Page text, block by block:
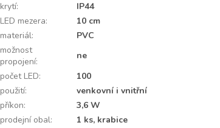
krytí:
IP44
LED mezera:
10 cm
materiál:
PVC
možnost
propojení:
ne
počet LED:
100
použití:
venkovní i vnitřní
příkon:
3,6 W
prodejní obal:
1 ks, krabice